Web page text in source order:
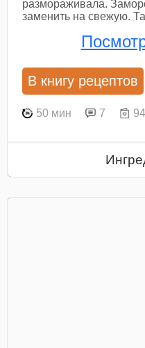
размораживала.
заменить на свежую.
В книгу рецептов
50 мин 7 94